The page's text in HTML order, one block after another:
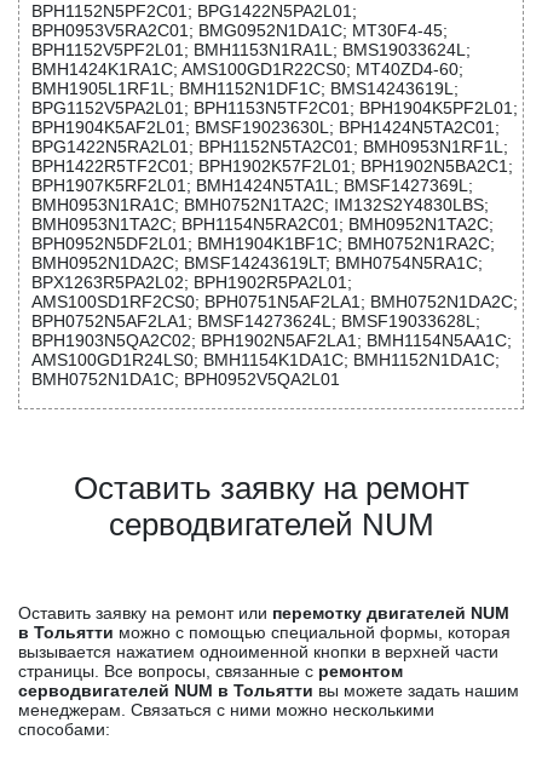
BPH1152N5PF2C01; BPG1422N5PA2L01;
BPH0953V5RA2C01; BMG0952N1DA1C; MT30F4-45;
BPH1152V5PF2L01; BMH1153N1RA1L; BMS19033624L;
BMH1424K1RA1C; AMS100GD1R22CS0; MT40ZD4-60;
BMH1905L1RF1L; BMH1152N1DF1C; BMS14243619L;
BPG1152V5PA2L01; BPH1153N5TF2C01; BPH1904K5PF2L01;
BPH1904K5AF2L01; BMSF19023630L; BPH1424N5TA2C01;
BPG1422N5RA2L01; BPH1152N5TA2C01; BMH0953N1RF1L;
BPH1422R5TF2C01; BPH1902K57F2L01; BPH1902N5BA2C1;
BPH1907K5RF2L01; BMH1424N5TA1L; BMSF1427369L;
BMH0953N1RA1C; BMH0752N1TA2C; IM132S2Y4830LBS;
BMH0953N1TA2C; BPH1154N5RA2C01; BMH0952N1TA2C;
BPH0952N5DF2L01; BMH1904K1BF1C; BMH0752N1RA2C;
BMH0952N1DA2C; BMSF14243619LT; BMH0754N5RA1C;
BPX1263R5PA2L02; BPH1902R5PA2L01;
AMS100SD1RF2CS0; BPH0751N5AF2LA1; BMH0752N1DA2C;
BPH0752N5AF2LA1; BMSF14273624L; BMSF19033628L;
BPH1903N5QA2C02; BPH1902N5AF2LA1; BMH1154N5AA1C;
AMS100GD1R24LS0; BMH1154K1DA1C; BMH1152N1DA1C;
BMH0752N1DA1C; BPH0952V5QA2L01
Оставить заявку на ремонт
серводвигателей NUM
Оставить заявку на ремонт или перемотку двигателей NUM
в Тольятти можно с помощью специальной формы, которая
вызывается нажатием одноименной кнопки в верхней части
страницы. Все вопросы, связанные с ремонтом
серводвигателей NUM в Тольятти вы можете задать нашим
менеджерам. Связаться с ними можно несколькими
способами: